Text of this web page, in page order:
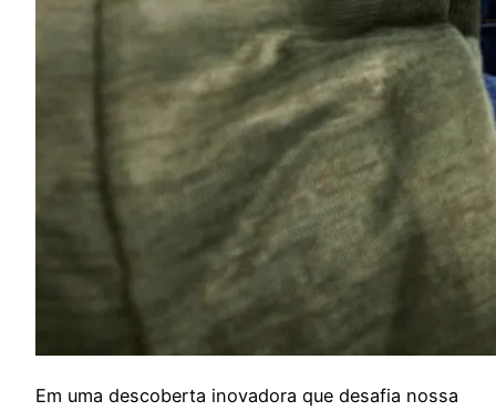
Em uma descoberta inovadora que desafia nossa